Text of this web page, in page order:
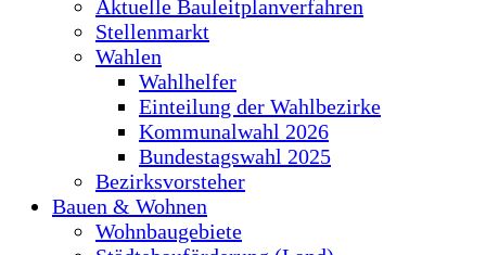
Aktuelle Bauleitplanverfahren
Stellenmarkt
Wahlen
Wahlhelfer
Einteilung der Wahlbezirke
Kommunalwahl 2026
Bundestagswahl 2025
Bezirksvorsteher
Bauen & Wohnen
Wohnbaugebiete